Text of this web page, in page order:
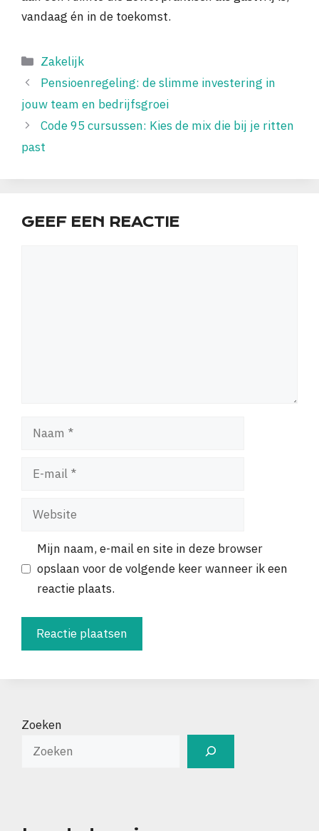
vandaag én in de toekomst.
Categorieën
Zakelijk
Pensioenregeling: de slimme investering in
jouw team en bedrijfsgroei
Code 95 cursussen: Kies de mix die bij je ritten
past
GEEF EEN REACTIE
Naam
Website
Mijn naam, e-mail en site in deze browser
opslaan voor de volgende keer wanneer ik een
reactie plaats.
Zoeken